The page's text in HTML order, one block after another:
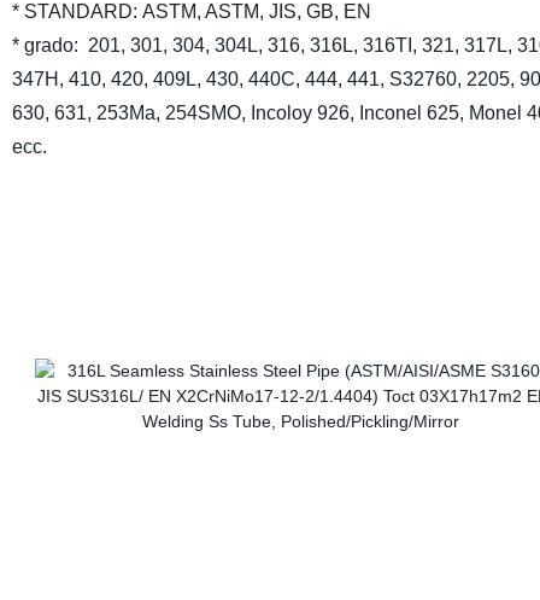
* STANDARD: ASTM, ASTM, JIS, GB, EN
* grado: 201, 301, 304, 304L, 316, 316L, 316TI, 321, 317L,
347H, 410, 420, 409L, 430, 440C, 444, 441, S32760, 2205,
630, 631, 253Ma, 254SMO, Incoloy 926, Inconel 625, Monel
ecc.